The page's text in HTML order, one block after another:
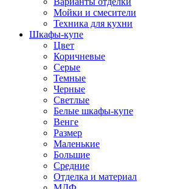
Мойки и смесители
Техника для кухни
Шкафы-купе
Цвет
Коричневые
Серые
Темные
Черные
Светлые
Белые шкафы-купе
Венге
Размер
Маленькие
Большие
Средние
Отделка и материал